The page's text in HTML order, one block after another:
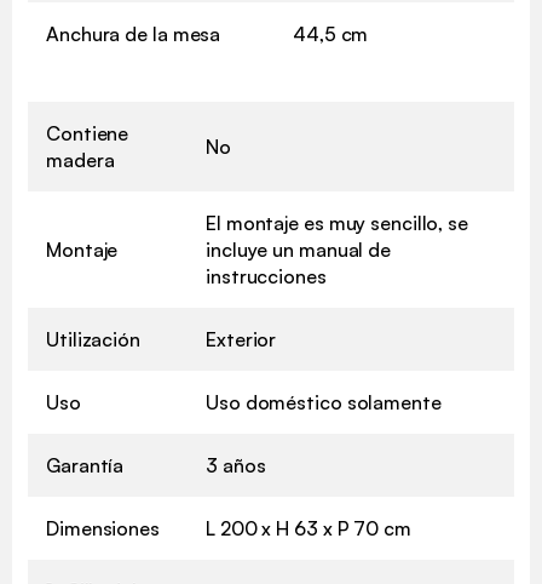
Anchura de la mesa 44,5 cm
Contiene
madera
No
Montaje
El montaje es muy sencillo, se
incluye un manual de
instrucciones
Utilización Exterior
Uso Uso doméstico solamente
Garantía 3 años
Dimensiones L 200 x H 63 x P 70 cm